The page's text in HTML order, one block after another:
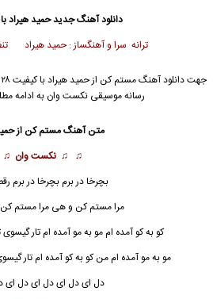
دانلود آهنگ جدیدحمید هیراد
ترانه سرا و آهنگساز : حمید هیراد
جهت دانلود آهنگ مستم کن ازحمید هیراد
رسانه موسیقی نکست وان به ادامه
متن آهنگمستم کن از
♫ ♫ نکست وان
بچرخا در برم بچرخا در برم
مرامستم کن و هی مرا مستم کن
کو به کو آمده ام مو به مو آمده ام تار
مو به مو آمده ام من کو به کو آمده ام تار
دل ای دل ای دل ای دل ای